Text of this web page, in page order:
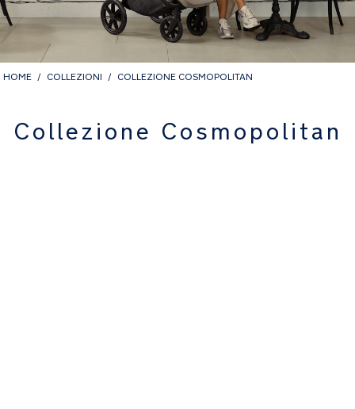
HOME COLLEZIONI COLLEZIONE COSMOPOLITAN
Collezione Cosmopolitan